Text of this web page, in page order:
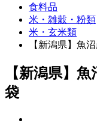
食料品
米・雑穀・粉類
米・玄米類
【新潟県】魚
【新潟県】
袋